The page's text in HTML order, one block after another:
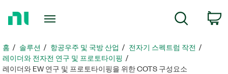
지
로
돌
홈 솔루션 항공우주 및 국방 산업
전자기 스펙트럼 작전
레이더와 전자전 연구 및 프로토타이핑
레이더와 EW 연구 및 프로토타이핑을 위한 COTS 구성요소